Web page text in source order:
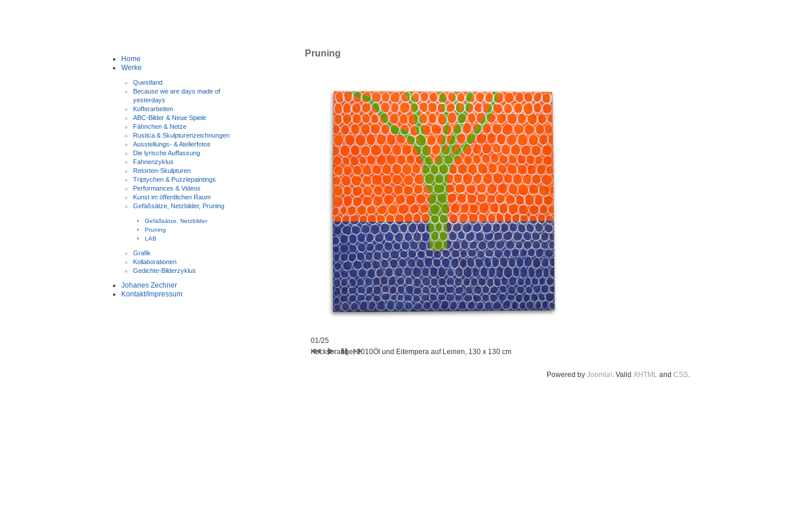
Home
Werke
Questland
Because we are days made of
yesterdays
Kofferarbeiten
ABC-Bilder & Neue Spiele
Fähnchen & Netze
Rustica & Skulpturenzeichnungen
Ausstellungs- & Atelierfotos
Die lyrische Auffassung
Fahnenzyklus
Retorten-Skulpturen
Triptychen & Puzzlepaintings
Performances & Videos
Kunst im öffentlichen Raum
Gefäßsätze, Netzbilder, Pruning
Gefäßsätze, Netzbilder
Pruning
LAB
Grafik
Kollaborationen
Gedichte-Bilderzyklus
Johanes Zechner
Kontakt/Impressum
Pruning
Kocksorange, 2010Öl und Eitempera auf Leinen, 130 x 130 cm
01/25
Powered by Joomla!. Valid XHTML and CSS.